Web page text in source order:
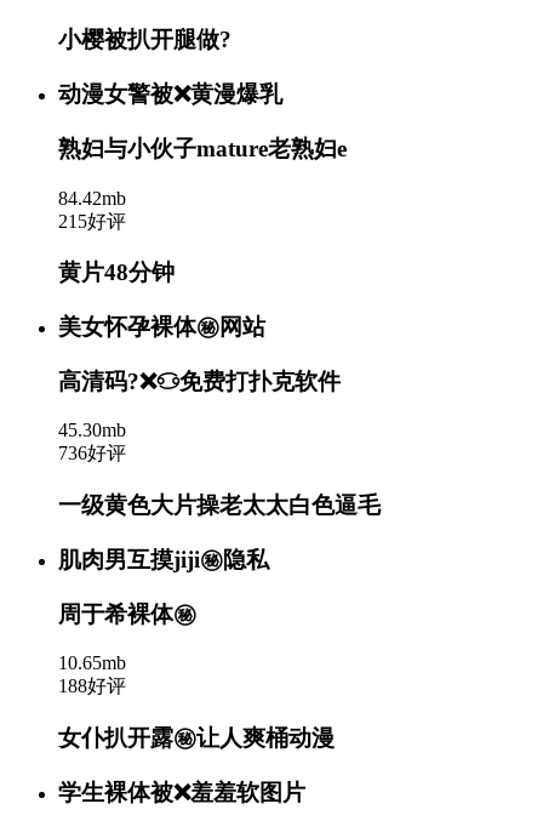
小樱被扒开腿做?
动漫女警被❌黄漫爆乳
熟妇与小伙子mature老熟妇e
84.42mb
215好评
黄片48分钟
美女怀孕裸体㊙️网站
高清码?❌♋免费打扑克软件
45.30mb
736好评
一级黄色大片操老太太白色逼毛
肌肉男互摸jiji㊙️隐私
周于希裸体㊙️
10.65mb
188好评
女仆扒开露㊙️让人爽桶动漫
学生裸体被❌羞羞软图片